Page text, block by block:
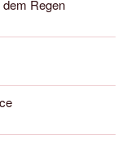
Regen